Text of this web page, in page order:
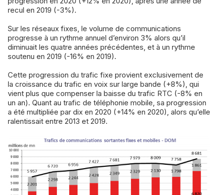
recul en 2019 (-3%).
Sur les réseaux fixes, le volume de communications
progresse à un rythme annuel d’environ 3% alors qu’il
diminuait les quatre années précédentes, et à un rythme
soutenu en 2019 (-16% en 2019).
Cette progression du trafic fixe provient exclusivement de
la croissance du trafic en voix sur large bande (+8%), qui
vient plus que compenser la baisse du trafic RTC (-8% en
un an). Quant au trafic de téléphonie mobile, sa progression
a été multipliée par dix en 2020 (+14% en 2020), alors qu’elle
ralentissait entre 2013 et 2019.